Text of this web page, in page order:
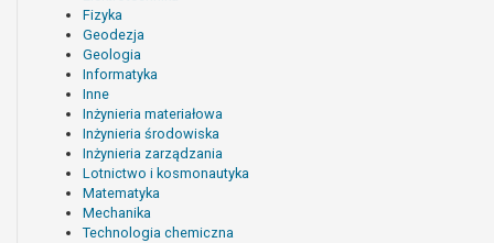
Fizyka
Geodezja
Geologia
Informatyka
Inne
Inżynieria materiałowa
Inżynieria środowiska
Inżynieria zarządzania
Lotnictwo i kosmonautyka
Matematyka
Mechanika
Technologia chemiczna